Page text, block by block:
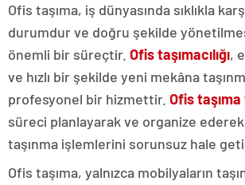
Ofis taşıma, iş dünyasında sıklıkla
durumdur ve doğru şekilde
önemli bir süreçtir. Ofis taşımacılığı,
ve hızlı bir şekilde yeni mekâna
profesyonel bir hizmettir. Ofis
süreci planlayarak ve organize
taşınma işlemlerini sorunsuz hale
Ofis taşıma, yalnızca mobilyaların